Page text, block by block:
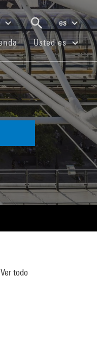
es
(current)Usted es
Ver todo